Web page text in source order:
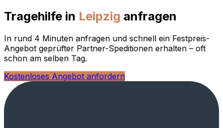
Tragehilfe in Leipzig anfragen
In rund 4 Minuten anfragen und schnell ein Festpreis-
Angebot geprüfter Partner-Speditionen erhalten – oft
schon am selben Tag.
Kostenloses Angebot anfordern